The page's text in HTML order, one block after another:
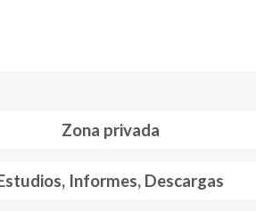
Zona privada
Informes, Descargas